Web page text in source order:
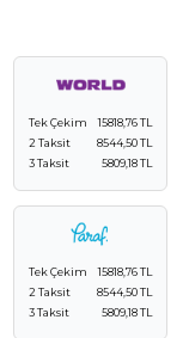
Tek Çekim
15818,76 TL
2 Taksit
8544,50 TL
3 Taksit
5809,18 TL
Tek Çekim
15818,76 TL
2 Taksit
8544,50 TL
3 Taksit
5809,18 TL